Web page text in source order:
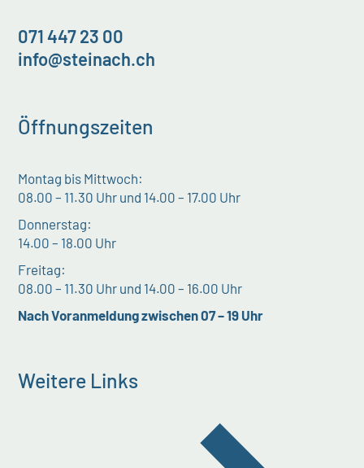
071 447 23 00
info@steinach.ch
Öffnungszeiten
Montag bis Mittwoch:
08.00 – 11.30 Uhr und 14.00 – 17.00 Uhr
Donnerstag:
14.00 – 18.00 Uhr
Freitag:
08.00 – 11.30 Uhr und 14.00 – 16.00 Uhr
Nach Voranmeldung zwischen 07 – 19 Uhr
Weitere Links